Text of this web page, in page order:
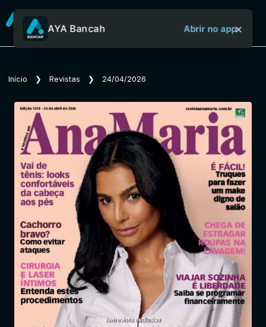
Sobre o Aya Bancah
Revistas
Jornais
Notícias
Entrar
AYA Bancah Abrir no app×
Início ❯ Revistas ❯ 24/04/2026